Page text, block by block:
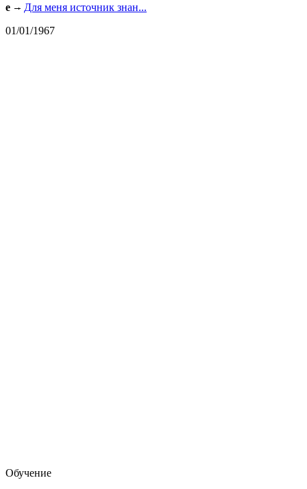
e
Для меня источник знан...
01/01/1967
Обучение